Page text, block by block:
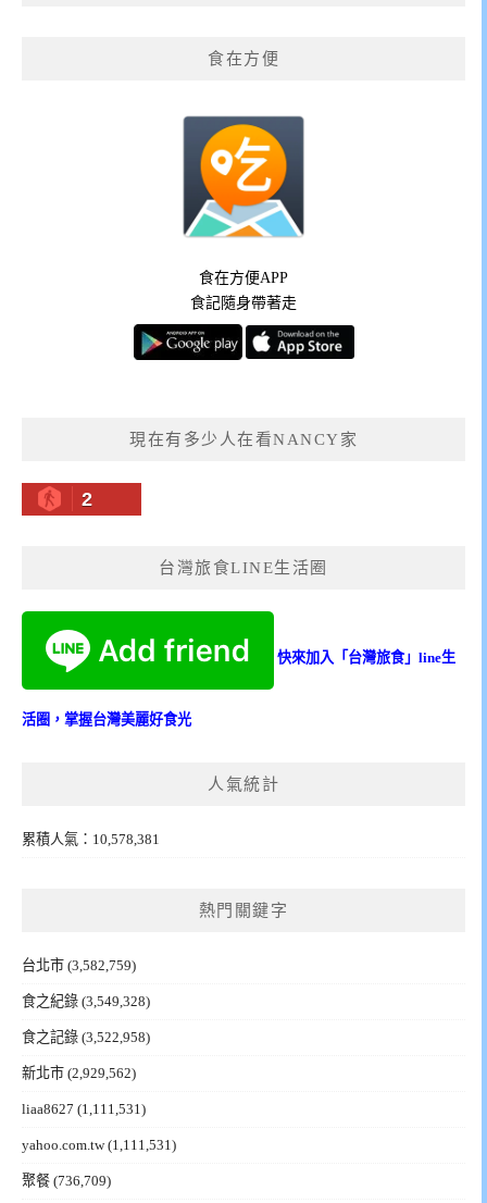
食在方便
食在方便APP
食記隨身帶著走
現在有多少人在看NANCY家
2
台灣旅食LINE生活圈
快來加入「台灣旅食」line生
活圈，掌握台灣美麗好食光
人氣統計
累積人氣：10,578,381
熱門關鍵字
台北市 (3,582,759)
食之紀錄 (3,549,328)
食之記錄 (3,522,958)
新北市 (2,929,562)
liaa8627 (1,111,531)
yahoo.com.tw(1,111,531)
聚餐 (736,709)